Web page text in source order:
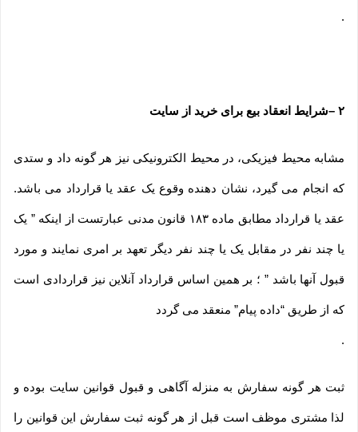
.
۲ –شرایط انعقاد بیع برای خرید از سایت
مشابه محیط فیزیکی، در محیط الکترونیکی نیز هر گونه داد و ستدی
که انجام می گیرد، نشان دهنده وقوع یک عقد یا قرارداد می باشد.
عقد یا قرارداد مطابق ماده ۱۸۳ قانون مدنی عبارتست از اینکه ” یک
یا چند نفر در مقابل یک یا چند نفر دیگر تعهد بر امری نمایند و مورد
قبول آنها باشد ” ؛ بر همین اساس قرارداد آنلاین نیز قراردادی است
که از طریق “داده پیام” منعقد می گردد
.
ثبت هر گونه سفارش به منزله آگاهی و قبول قوانین سایت بوده و
لذا مشتری موظف است قبل از هر گونه ثبت سفارش این قوانین را